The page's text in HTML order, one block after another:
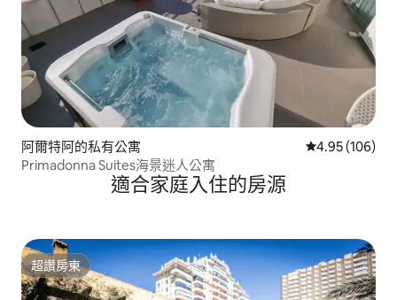
阿爾特阿的私有公寓 從 106 則評價
4.95 (106)
Primadonna Suites海景迷人公寓
適合家庭入住的房源
超讚房東
超讚房東